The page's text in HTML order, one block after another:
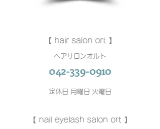
【 hair salon ort 】
ヘアサロンオルト
042-339-0910
定休日 月曜日 火曜日
【 nail eyelash salon ort 】